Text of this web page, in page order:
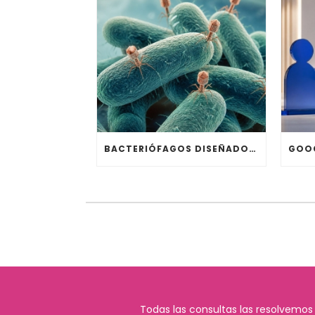
BACTERIÓFAGOS DISEÑADOS CON IA ELIMINAN E. COLI EN ESTUDIO DE STANFORD
Todas las consultas las